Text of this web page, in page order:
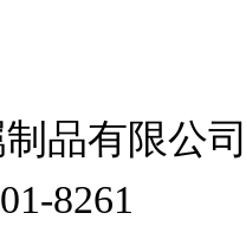
品有限公
8261